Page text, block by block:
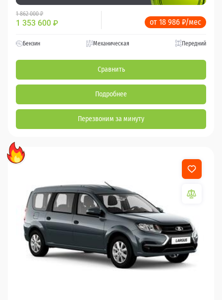
1 862 000 ₽
1 353 600 ₽ от 18 986 ₽/мес
Бензин Механическая Передний
Сравнить
Подробнее
Перезвоним за минуту